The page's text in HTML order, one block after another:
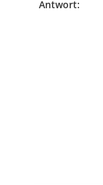
Antwort: